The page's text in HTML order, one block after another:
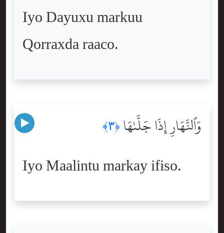
Iyo Dayuxu markuu
Qorraxda raaco.
وَٱلنَّهَارِ إِذَا جَلَّىٰهَا ﴿٣﴾
Iyo Maalintu markay ifiso.